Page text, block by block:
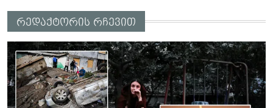
რედაქტორის რჩევით